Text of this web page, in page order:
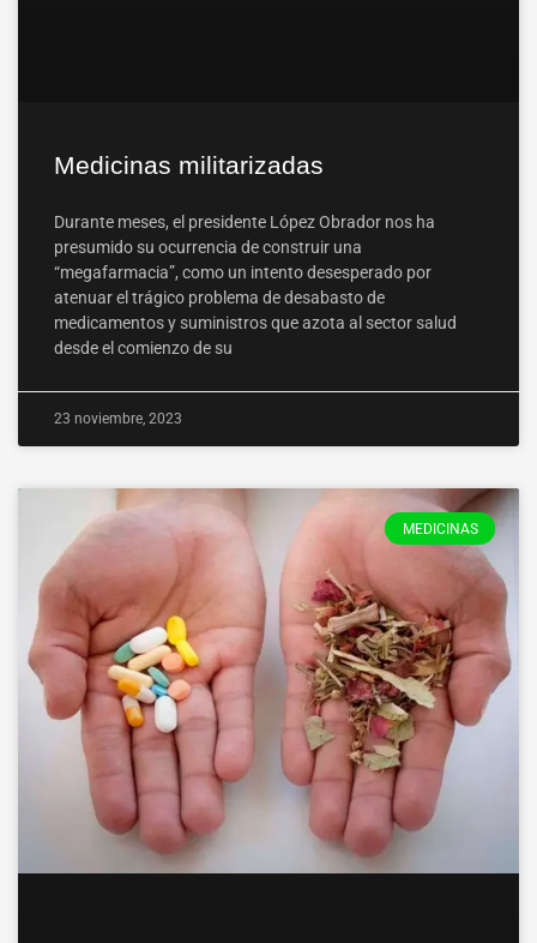
Medicinas militarizadas
Durante meses, el presidente López Obrador nos ha
presumido su ocurrencia de construir una
“megafarmacia”, como un intento desesperado por
atenuar el trágico problema de desabasto de
medicamentos y suministros que azota al sector salud
desde el comienzo de su
23 noviembre, 2023
MEDICINAS